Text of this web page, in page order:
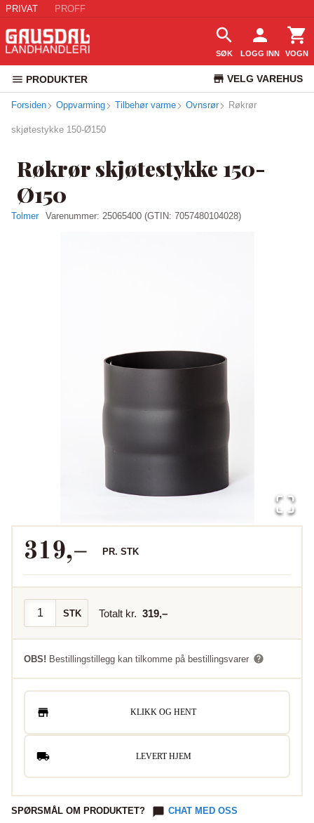
PRIVAT PROFF
SØK LOGG INN VOGN
PRODUKTER VELG VAREHUS
KUNDESERVICE
Forsiden Oppvarming Tilbehør varme Ovnsrør Røkrør
skjøtestykke 150-Ø150
Røkrør skjøtestykke 150-
Ø150
Tolmer Varenummer: 25065400 (GTIN: 7057480104028)
319,– PR. STK
STK Totalt kr. 319,–
OBS! Bestillingstillegg kan tilkomme på bestillingsvarer
KLIKK OG HENT
LEVERT HJEM
SPØRSMÅL OM PRODUKTET? CHAT MED OSS